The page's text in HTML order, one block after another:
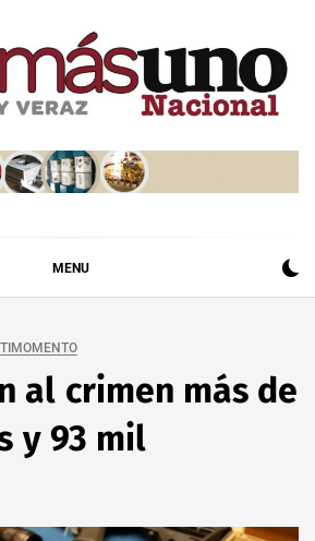
MENU
al crimen más de
y 93 mil